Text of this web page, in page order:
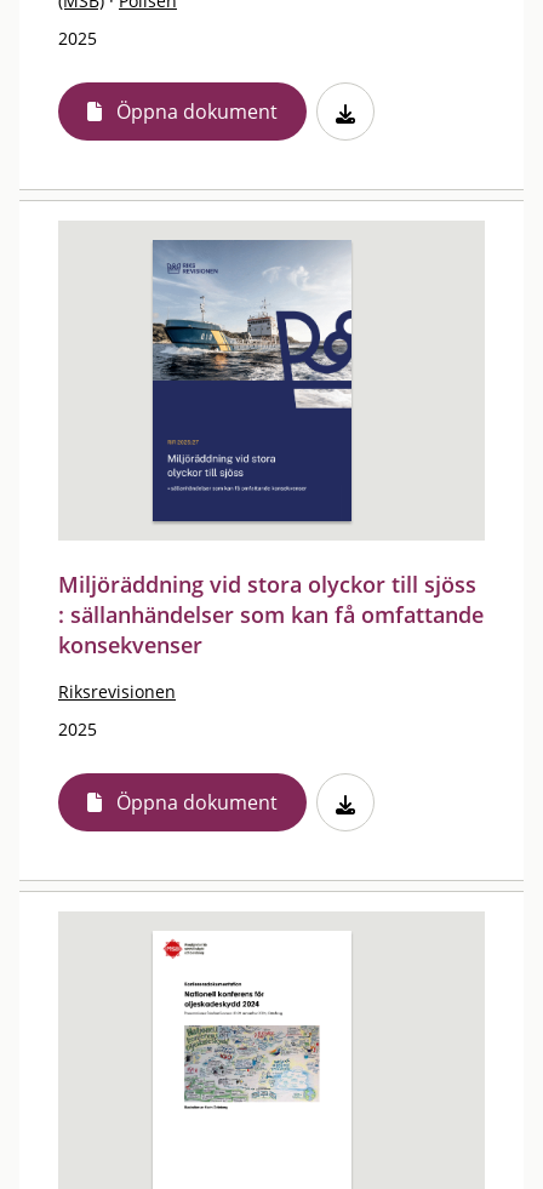
2025
Öppna dokument
Miljöräddning vid stora olyckor till sjöss
: sällanhändelser som kan få omfattande
konsekvenser
Riksrevisionen
2025
Öppna dokument